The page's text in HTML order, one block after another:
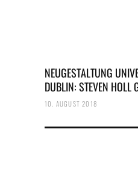
NEUGESTALTUNG
DUBLIN: STEVEN HOLL
10. AUGUST 2018